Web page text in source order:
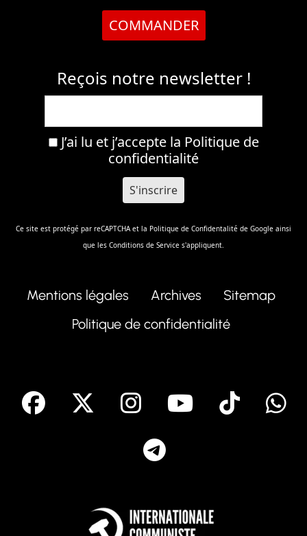
COMMANDER
Reçois notre newsletter !
J’ai lu et j’accepte la Politique de
confidentialité
Ce site est protégé par reCAPTCHA et la Politique de Confidentalité de Google ainsi
que les Conditions de Service s'appliquent.
Mentions légales Archives
Sitemap
Politique de confidentialité
facebook Instagram
Youtube
Tik